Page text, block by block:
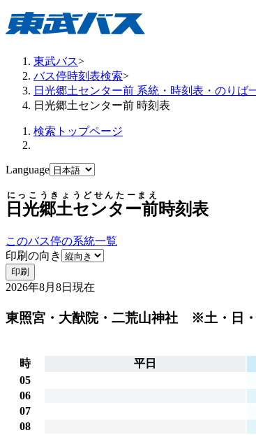
東武バス>
バス停時刻表検索>
日光郷土センター前 系統・時刻表・のりば
日光郷土センター前 時刻表
検索トップページ
Language
日光郷土センター前
にっこうきょうどせんたーまえ
時刻表
このバス停の系統一覧
印刷の向き
印刷
2026年8月8日 現在
東照宮・大猷院・二荒山神社 ※土・日・
時
平日
05
06
07
08